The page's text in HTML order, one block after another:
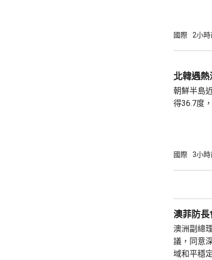
國際 2小時
北韓遇
朝鮮半島
得36.7度
食品進補
國際 3小時
澳菲防
澳洲副總
議，同意
域和平穩